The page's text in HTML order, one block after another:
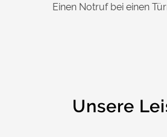
Einen Notruf bei einen
Unsere